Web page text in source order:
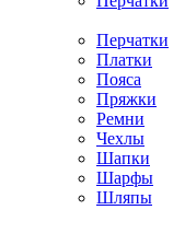
Перчатки
Платки
Пояса
Пряжки
Ремни
Чехлы
Шапки
Шарфы
Шляпы